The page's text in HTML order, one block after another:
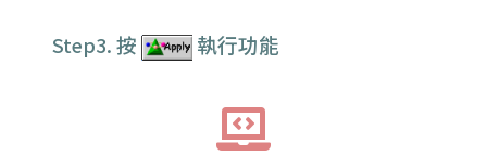
Step3. 按 執行功能